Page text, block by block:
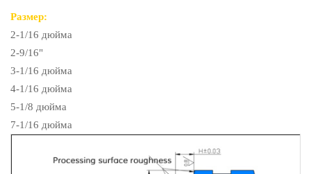
Размер:
2-1/16 дюйма
2-9/16"
3-1/16 дюйма
4-1/16 дюйма
5-1/8 дюйма
7-1/16 дюйма